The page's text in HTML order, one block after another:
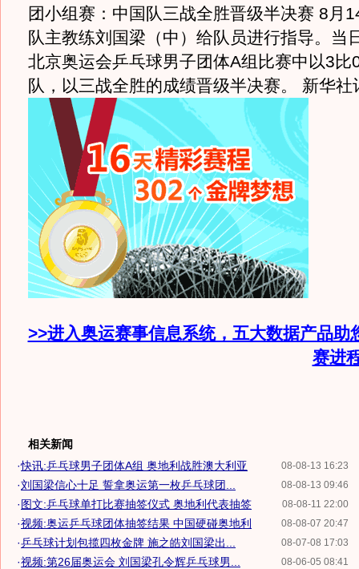
团小组赛：中国队三战全胜晋级半决赛 8月
队主教练刘国梁（中）给队员进行指导。当
北京奥运会乒乓球男子团体A组比赛中以3比
队，以三战全胜的成绩晋级半决赛。 新华社
>>进入奥运赛事信息系统，五大数据产品助
赛进
相关新闻
08-08-13 16:23
·快讯:乒乓球男子团体A组 奥地利战胜澳大利亚
08-08-13 09:46
·刘国梁信心十足 誓拿奥运第一枚乒乓球团...
08-08-11 22:00
·图文:乒乓球单打比赛抽签仪式 奥地利代表抽签
08-08-07 20:47
·视频:奥运乒乓球团体抽签结果 中国硬碰奥地利
08-07-08 17:03
·乒乓球计划包揽四枚金牌 施之皓刘国梁出...
08-06-05 08:41
·视频:第26届奥运会 刘国梁孔令辉乒乓球男...